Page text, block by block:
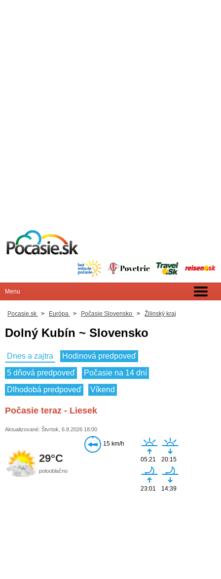
Pocasie.sk > Európa > Počasie Slovensko > Žilinský kraj
Dolný Kubín ~ Slovensko
Dnes a zajtra
Hodinová predpoveď
5 dňová predpoveď
Počasie na 14 dní
Dlhodobá predpoveď
Víkend
Počasie teraz - Liesek
Aktualizované: Štvrtok, 6.8.2026 18:00
29°C
polooblačno
15 km/h
05:21 20:15
23:01 14:39